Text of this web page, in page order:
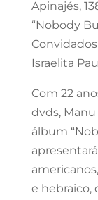
Apinajés,
“Nobody
Israelita
Com 22
dvds,
álbum
e hebraico,